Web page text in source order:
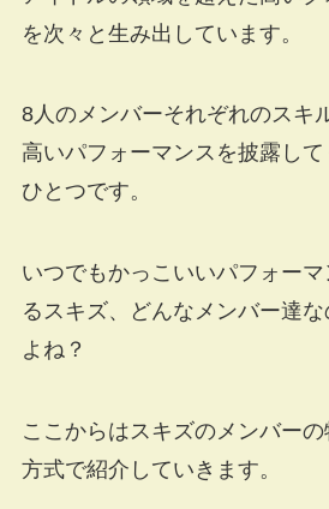
を次々と生み出しています。
8人のメンバーそれぞれのスキ
高いパフォーマンスを披露し
ひとつです。
いつでもかっこいいパフォー
るスキズ、どんなメンバー達
よね？
ここからはスキズのメンバー
方式で紹介していきます。